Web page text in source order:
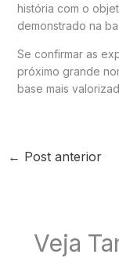
história com o
demonstrado na
Se confirmar as
próximo grande
base mais
← Post anterior
Veja